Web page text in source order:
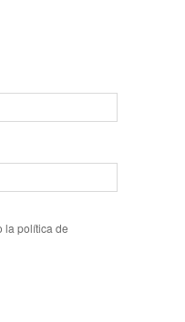
la política de